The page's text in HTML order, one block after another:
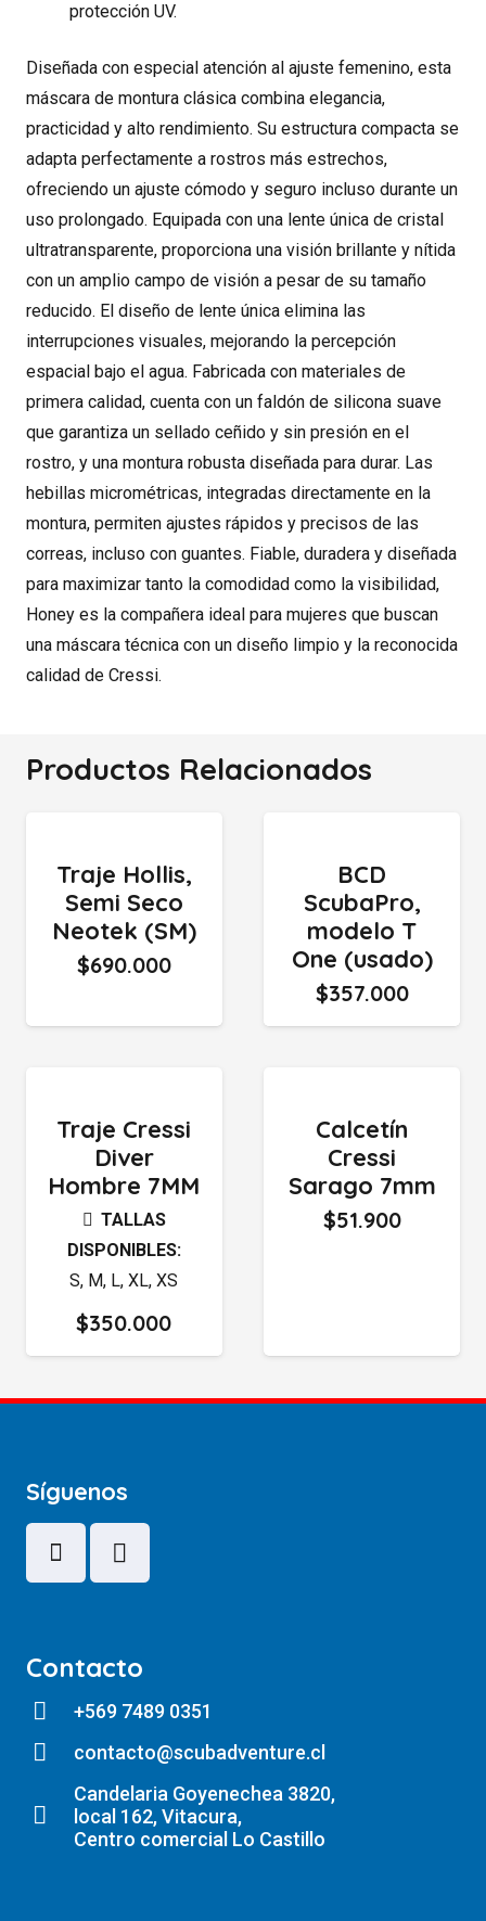
protección UV.
Diseñada con especial atención al ajuste femenino, esta
máscara de montura clásica combina elegancia,
practicidad y alto rendimiento. Su estructura compacta se
adapta perfectamente a rostros más estrechos,
ofreciendo un ajuste cómodo y seguro incluso durante un
uso prolongado. Equipada con una lente única de cristal
ultratransparente, proporciona una visión brillante y nítida
con un amplio campo de visión a pesar de su tamaño
reducido. El diseño de lente única elimina las
interrupciones visuales, mejorando la percepción
espacial bajo el agua. Fabricada con materiales de
primera calidad, cuenta con un faldón de silicona suave
que garantiza un sellado ceñido y sin presión en el
rostro, y una montura robusta diseñada para durar. Las
hebillas micrométricas, integradas directamente en la
montura, permiten ajustes rápidos y precisos de las
correas, incluso con guantes. Fiable, duradera y diseñada
para maximizar tanto la comodidad como la visibilidad,
Honey es la compañera ideal para mujeres que buscan
una máscara técnica con un diseño limpio y la reconocida
calidad de Cressi.
Productos Relacionados
Traje Hollis,
Semi Seco
Neotek (SM)
$690.000
BCD
ScubaPro,
modelo T
One (usado)
$357.000
Traje Cressi
Diver
Hombre 7MM
TALLAS
DISPONIBLES:
S, M, L,XL,XS
$350.000
Calcetín
Cressi
Sarago 7mm
$51.900
Síguenos
Contacto
+569 7489 0351
contacto@scubadventure.cl
Candelaria Goyenechea 3820,
local 162, Vitacura,
Centro comercial Lo Castillo